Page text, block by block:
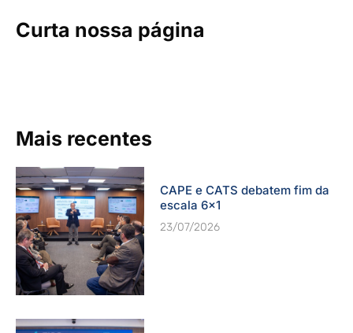
Curta nossa página
Mais recentes
CAPE e CATS debatem fim da
escala 6×1
23/07/2026